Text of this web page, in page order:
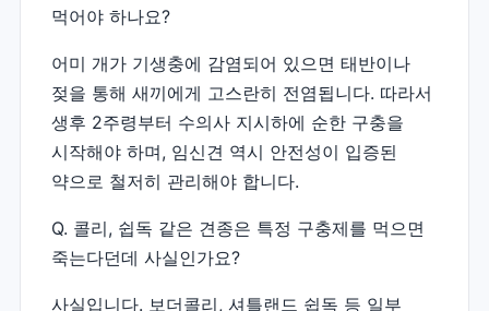
먹어야 하나요?
어미 개가 기생충에 감염되어 있으면 태반이나
젖을 통해 새끼에게 고스란히 전염됩니다. 따라서
생후 2주령부터 수의사 지시하에 순한 구충을
시작해야 하며, 임신견 역시 안전성이 입증된
약으로 철저히 관리해야 합니다.
Q. 콜리, 쉽독 같은 견종은 특정 구충제를 먹으면
죽는다던데 사실인가요?
사실입니다. 보더콜리, 셔틀랜드 쉽독 등 일부